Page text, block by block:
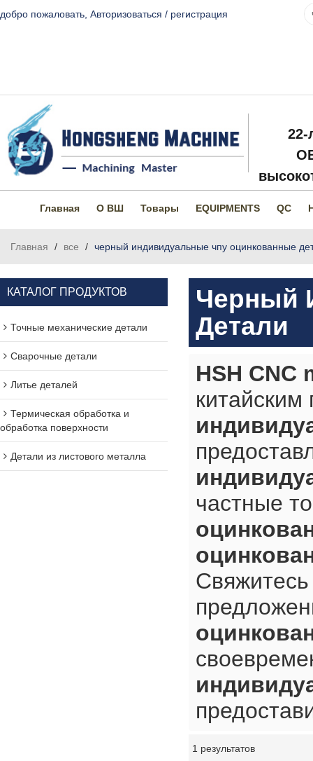
добро пожаловать, Авторизоваться / регистрация
22-
Главная О ВШ Товары EQUIPMENTS QC
Главная / все / черный индивидуальные чпу оцинкованные
КАТАЛОГ ПРОДУКТОВ
Точные механические детали
Сварочные детали
Литье деталей
Термическая обработка и
обработка поверхности
Детали из листового металла
Черный
Детали
HSH CNC
частные
1 результатов